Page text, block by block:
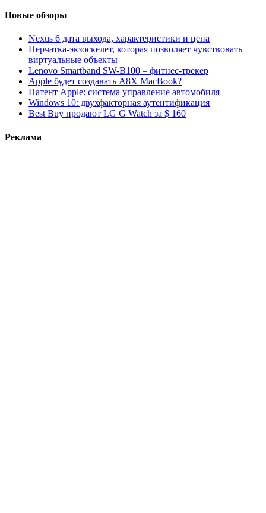
Новые обзоры
Nexus 6 дата выхода, характеристики и цена
Перчатка-экзоскелет, которая позволяет чувствовать
виртуальные объекты
Lenovo Smartband SW-B100 – фитнес-трекер
Apple будет создавать A8X MacBook?
Патент Apple: система управление автомобиля
Windows 10: двухфакторная аутентификация
Best Buy продают LG G Watch за $ 160
Реклама